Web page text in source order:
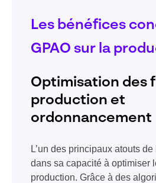
Les bénéfices
GPAO sur la
Optimisation des
production et
ordonnancement
L’un des principaux atouts
dans sa capacité à optimiser
production. Grâce à des